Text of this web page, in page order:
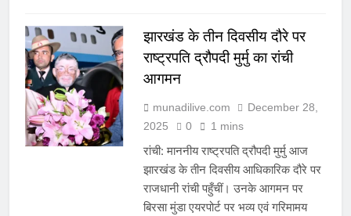
झारखंड के तीन दिवसीय दौरे पर
राष्ट्रपति द्रौपदी मुर्मु का रांची
आगमन
munadilive.com
December 28,
2025
0 1 mins
रांची: माननीय राष्ट्रपति द्रौपदी मुर्मु आज
झारखंड के तीन दिवसीय आधिकारिक दौरे पर
राजधानी रांची पहुँचीं। उनके आगमन पर
बिरसा मुंडा एयरपोर्ट पर भव्य एवं गरिमामय